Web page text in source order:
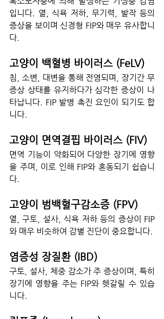
입니다. 열, 식욕 저하, 무기력, 발작 등의
증상을 보이며 신경형 FIP와 매우 유사합니
다.
고양이 백혈병 바이러스 (FeLV)
침, 소변, 대변을 통해 전염되며, 장기간 무
증상 상태를 유지하다가 심각한 증상이 나
타납니다. FIP 발병 촉진 요인이 되기도 합
니다.
고양이 면역결핍 바이러스 (FIV)
면역 기능이 약화되어 다양한 장기에 영향
을 주며, 이로 인해 FIP와 혼동되기 쉽습니
다.
고양이 범백혈구감소증 (FPV)
열, 구토, 설사, 식욕 저하 등의 증상이 FIP
와 매우 비슷하여 감별 진단이 중요합니다.
염증성 장질환 (IBD)
구토, 설사, 체중 감소가 주 증상이며, 특히
장기에 영향을 주는 FIP와 헷갈릴 수 있습
니다.